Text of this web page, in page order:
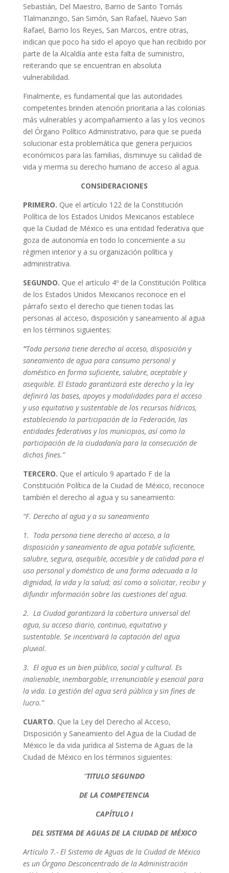
Sebastián, Del Maestro, Barrio de Santo Tomás
Tlalmanzingo, San Simón, San Rafael, Nuevo San
Rafael, Barrio los Reyes, San Marcos, entre otras,
indican que poco ha sido el apoyo que han recibido por
parte de la Alcaldía ante esta falta de suministro,
reiterando que se encuentran en absoluta
vulnerabilidad.
Finalmente, es fundamental que las autoridades
competentes brinden atención prioritaria a las colonias
más vulnerables y acompañamiento a las y los vecinos
del Órgano Político Administrativo, para que se pueda
solucionar esta problemática que genera perjuicios
económicos para las familias, disminuye su calidad de
vida y merma su derecho humano de acceso al agua.
CONSIDERACIONES
PRIMERO. Que el artículo 122 de la Constitución
Política de los Estados Unidos Mexicanos establece
que la Ciudad de México es una entidad federativa que
goza de autonomía en todo lo concerniente a su
régimen interior y a su organización política y
administrativa.
SEGUNDO. Que el artículo 4º de la Constitución Política
de los Estados Unidos Mexicanos reconoce en el
párrafo sexto el derecho que tienen todas las
personas al acceso, disposición y saneamiento al agua
en los términos siguientes:
“Toda persona tiene derecho al acceso, disposición y
saneamiento de agua para consumo personal y
doméstico en forma suficiente, salubre, aceptable y
asequible. El Estado garantizará este derecho y la ley
definirá las bases, apoyos y modalidades para el acceso
y uso equitativo y sustentable de los recursos hídricos,
estableciendo la participación de la Federación, las
entidades federativas y los municipios, así como la
participación de la ciudadanía para la consecución de
dichos fines.”
TERCERO. Que el artículo 9 apartado F de la
Constitución Política de la Ciudad de México, reconoce
también el derecho al agua y su saneamiento:
“F. Derecho al agua y a su saneamiento
1. Toda persona tiene derecho al acceso, a la
disposición y saneamiento de agua potable suficiente,
salubre, segura, asequible, accesible y de calidad para el
uso personal y doméstico de una forma adecuada a la
dignidad, la vida y la salud; así como a solicitar, recibir y
difundir información sobre las cuestiones del agua.
2. La Ciudad garantizará la cobertura universal del
agua, su acceso diario, continuo, equitativo y
sustentable. Se incentivará la captación del agua
pluvial.
3. El agua es un bien público, social y cultural. Es
inalienable, inembargable, irrenunciable y esencial para
la vida. La gestión del agua será pública y sin fines de
lucro.”
CUARTO. Que la Ley del Derecho al Acceso,
Disposición y Saneamiento del Agua de la Ciudad de
México le da vida jurídica al Sistema de Aguas de la
Ciudad de México en los términos siguientes:
“TITULO SEGUNDO
DE LA COMPETENCIA
CAPÍTULO I
DEL SISTEMA DE AGUAS DE LA CIUDAD DE MÉXICO
Artículo 7.- El Sistema de Aguas de la Ciudad de México
es un Órgano Desconcentrado de la Administración